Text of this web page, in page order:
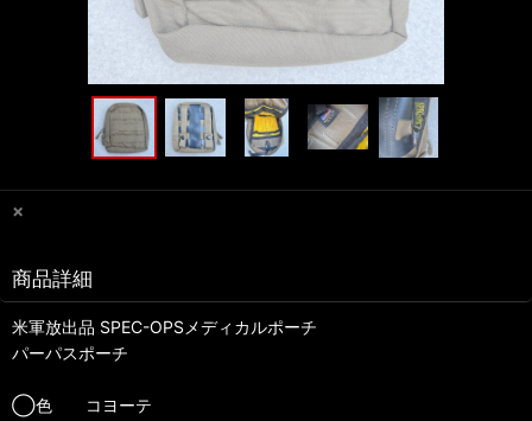
×
商品詳細
米軍放出品 SPEC-OPSメディカルポーチ
パーパスポーチ
◯色 コヨーテ